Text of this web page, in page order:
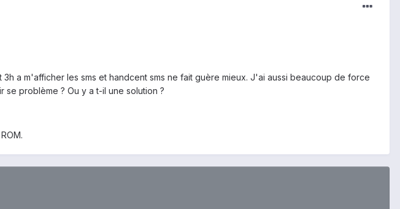
a m'afficher les sms et handcent sms ne fait guère mieux. J'ai aussi beaucoup de force
se problème ? Ou y a t-il une solution ?